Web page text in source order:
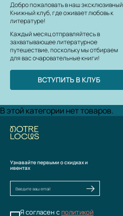
Добро пожаловать в наш эксклюзивный
Книжный клуб, где оживает любовь к
литературе!
Каждый месяц отправляйтесь в
захватывающее литературное
путешествие, поскольку мы отбираем
для вас очаровательные книги!
ВСТУПИТЬ В КЛУБ
В этой категории нет товаров.
Узнавайте первыми о скидках и
ивентах
Я согласен с политикой